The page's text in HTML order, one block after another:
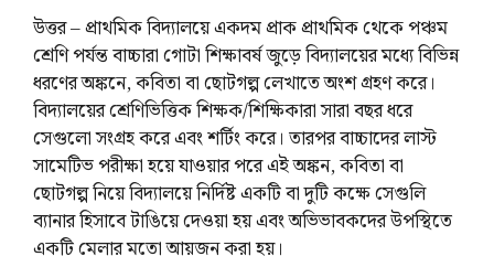
উত্তর – প্রাথমিক বিদ্যালয়ে একদম প্রাক প্রাথমিক থেকে পঞ্চম
শ্রেণি পর্যন্ত বাচ্চারা গোটা শিক্ষাবর্ষ জুড়ে বিদ্যালয়ের মধ্যে বিভিন্ন
ধরণের অঙ্কনে, কবিতা বা ছোটগল্প লেখাতে অংশ গ্রহণ করে।
বিদ্যালয়ের শ্রেণিভিত্তিক শিক্ষক/শিক্ষিকারা সারা বছর ধরে
সেগুলো সংগ্রহ করে এবং শর্টিং করে। তারপর বাচ্চাদের লাস্ট
সামেটিভ পরীক্ষা হয়ে যাওয়ার পরে এই অঙ্কন, কবিতা বা
ছোটগল্প নিয়ে বিদ্যালয়ে নির্দিষ্ট একটি বা দুটি কক্ষে সেগুলি
ব্যানার হিসাবে টাঙিয়ে দেওয়া হয় এবং অভিভাবকদের উপস্থিতে
একটি মেলার মতো আয়জন করা হয়।